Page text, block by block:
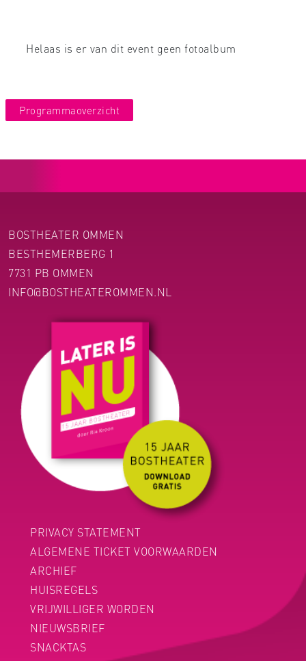
Helaas is er van dit event geen fotoalbum
Programmaoverzicht
BOSTHEATER OMMEN
BESTHEMERBERG 1
7731 PB OMMEN
INFO@BOSTHEATEROMMEN.NL
PRIVACY STATEMENT
ALGEMENE TICKET VOORWAARDEN
ARCHIEF
HUISREGELS
VRIJWILLIGER WORDEN
NIEUWSBRIEF
SNACKTAS